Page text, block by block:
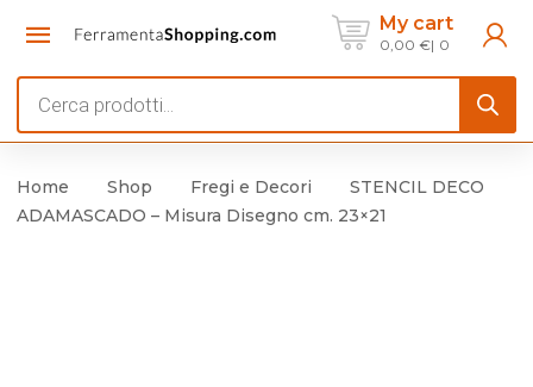
My cart
0,00 € 0
search
Home Shop Fregi e Decori
STENCIL DECO
ADAMASCADO – Misura Disegno cm. 23×21